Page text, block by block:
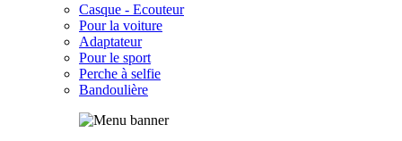
Casque - Ecouteur
Pour la voiture
Adaptateur
Pour le sport
Perche à selfie
Bandoulière